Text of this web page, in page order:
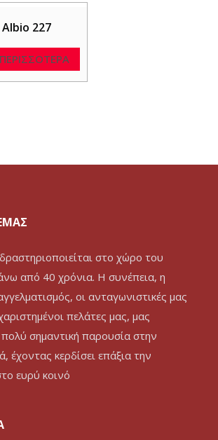
Albio 227
στο χώρο του
από 40 χρόνια. Η συνέπεια, η
οι ανταγωνιστικές μας
πελάτες μας, μας
σημαντική παρουσία στην
έχοντας κερδίσει επάξια την
ευρύ κοινό